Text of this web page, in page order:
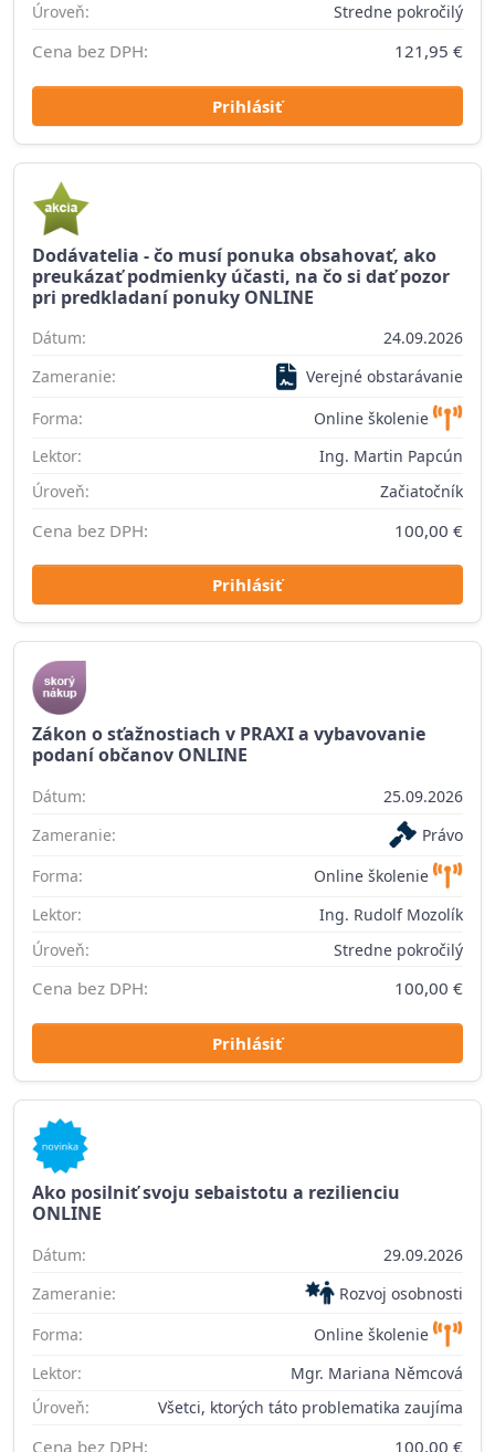
Úroveň:
Stredne pokročilý
Cena bez DPH: 121,95 €
Prihlásiť
Dodávatelia - čo musí ponuka obsahovať, ako
preukázať podmienky účasti, na čo si dať pozor
pri predkladaní ponuky ONLINE
Dátum:
24.09.2026
Zameranie:
Verejné obstarávanie
Forma:
Online školenie
Lektor:
Ing. Martin Papcún
Úroveň:
Začiatočník
Cena bez DPH: 100,00 €
Prihlásiť
Zákon o sťažnostiach v PRAXI a vybavovanie
podaní občanov ONLINE
Dátum:
25.09.2026
Zameranie:
Právo
Forma:
Online školenie
Lektor:
Ing. Rudolf Mozolík
Úroveň:
Stredne pokročilý
Cena bez DPH: 100,00 €
Prihlásiť
Ako posilniť svoju sebaistotu a rezilienciu
ONLINE
Dátum:
29.09.2026
Zameranie:
Rozvoj osobnosti
Forma:
Online školenie
Lektor:
Mgr. Mariana Němcová
Úroveň:
Všetci, ktorých táto problematika zaujíma
Cena bez DPH: 100,00 €